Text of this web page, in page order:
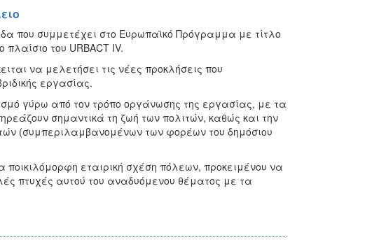
που συμμετέχει στο Ευρωπαϊκό Πρόγραμμα με τίτλο
πλαίσιο του URBACT IV.
να μελετήσει τις νέες προκλήσεις που
εργασίας.
γύρω από τον τρόπο οργάνωσης της εργασίας, με τα
σημαντικά τη ζωή των πολιτών, καθώς και την
(συμπεριλαμβανομένων των φορέων του δημόσιου
εταιρική σχέση πόλεων, προκειμένου να
πτυχές αυτού του αναδυόμενου θέματος με τα